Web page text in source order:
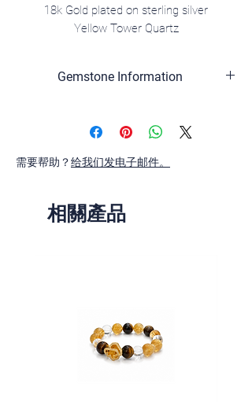
18k Gold plated on sterling silver
Yellow Tower Quartz
Gemstone Information
quality. Their textures and color
slightly from piece to piece. The actual
consistent with the images shown, but
each piece is unique. Images are for
需要帮助？给我们发电子邮件。
相關產品